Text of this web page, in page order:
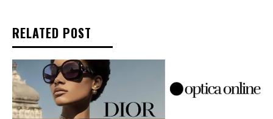
RELATED POST